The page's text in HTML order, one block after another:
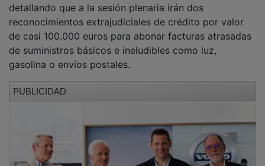
detallando que a la sesión plenaria irán dos
reconocimientos extrajudiciales de crédito por valor
de casi 100.000 euros para abonar facturas atrasadas
de suministros básicos e ineludibles como luz,
gasolina o envíos postales.
PUBLICIDAD